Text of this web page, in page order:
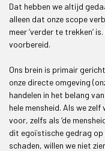
Dat hebben we altijd
alleen dat onze scope
meer ‘verder te trekken’
voorbereid.
Ons brein is primair
onze directe omgeving
handelen in het belang
hele mensheid. Als we
voor, zelfs als ‘de
dit egoïstische gedrag op
schaden, willen we niet